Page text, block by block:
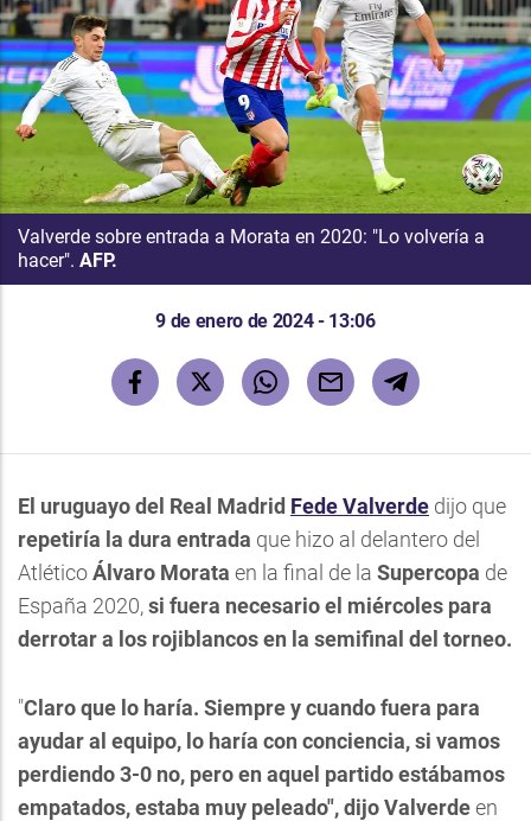
Valverde sobre entrada a Morata en 2020: "Lo volvería a
hacer". AFP.
9 de enero de 2024 - 13:06
El uruguayo del Real Madrid Fede Valverde dijo que
repetiría la dura entrada que hizo al delantero del
AtléticoÁlvaro Morata en la final de la Supercopa de
España 2020,si fuera necesario el miércoles para
derrotar a los rojiblancos en la semifinal del torneo.
"Claro que lo haría. Siempre y cuando fuera para
ayudar al equipo, lo haría con conciencia, si vamos
perdiendo 3-0 no, pero en aquel partido estábamos
empatados, estaba muy peleado", dijo Valverdeen